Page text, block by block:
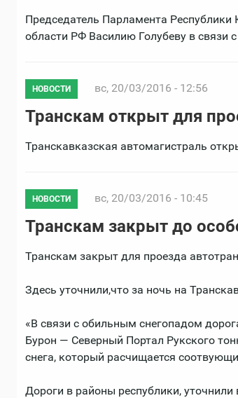
Председатель Парламента
области РФ Василию Голубеву в связи
НОВОСТИ вс, 20/03/2016 - 12:56
Транскам открыт для
Транскавказская автомагистраль
НОВОСТИ вс, 20/03/2016 - 10:45
Транскам закрыт до
Транскам закрыт для проезда
Здесь уточнили,что за ночь на
«В связи с обильным снегопадом
Бурон — Северный Портал Рукского
снега, который расчищается
Дороги в районы республики,